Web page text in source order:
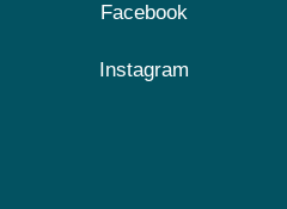
Facebook
Instagram